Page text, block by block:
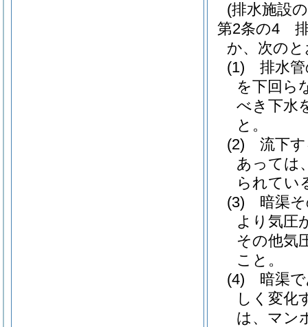
(排水施設
第2条の4
か、次の
(1)
排水
を下回ら
べき下水
と。
(2)
流下
あっては
られてい
(3)
暗渠
より気圧
その他気
こと。
(4)
暗渠
しく変化
は、マン